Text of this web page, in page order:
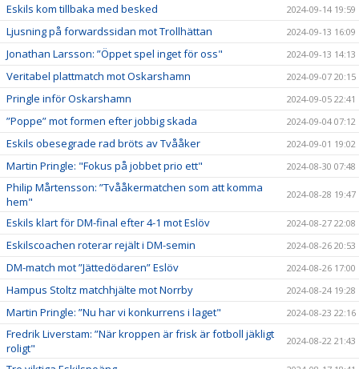
Eskils kom tillbaka med besked 2024-09-14 19:59
Ljusning på forwardssidan mot Trollhättan 2024-09-13 16:09
Jonathan Larsson: ”Öppet spel inget för oss" 2024-09-13 14:13
Veritabel plattmatch mot Oskarshamn 2024-09-07 20:15
Pringle inför Oskarshamn 2024-09-05 22:41
”Poppe” mot formen efter jobbig skada 2024-09-04 07:12
Eskils obesegrade rad bröts av Tvååker 2024-09-01 19:02
Martin Pringle: "Fokus på jobbet prio ett" 2024-08-30 07:48
Philip Mårtensson: ”Tvååkermatchen som att komma
hem"
2024-08-28 19:47
Eskils klart för DM-final efter 4-1 mot Eslöv 2024-08-27 22:08
Eskilscoachen roterar rejält i DM-semin 2024-08-26 20:53
DM-match mot ”Jättedödaren” Eslöv 2024-08-26 17:00
Hampus Stoltz matchhjälte mot Norrby 2024-08-24 19:28
Martin Pringle: ”Nu har vi konkurrens i laget" 2024-08-23 22:16
Fredrik Liverstam: ”När kroppen är frisk är fotboll jäkligt
roligt"
2024-08-22 21:43